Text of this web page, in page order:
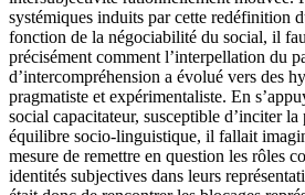
systémiques induits par cette redéfinition
fonction de la négociabilité du social, il
précisément comment l’interpellation du
d’intercompréhension a évolué vers des
pragmatiste et expérimentaliste. En
social capacitateur, susceptible d’inciter
équilibre socio-linguistique, il fallait
mesure de remettre en question les rôles
identités subjectives dans leurs